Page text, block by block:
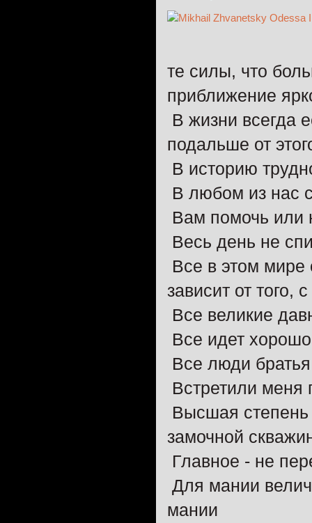
те силы, что
приближение
В жизни всегда
подальше от
В историю
В любом из нас
Вам помочь или
Весь день не
Все в этом
зависит от того,
Все великие
Все идет
Все люди
Встретили меня
Высшая степень
замочной
Главное - не
Для мании
мании